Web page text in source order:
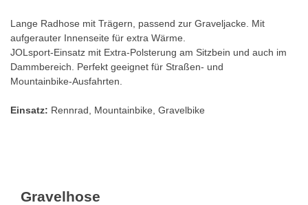
Gravelhose
Bildgalerie
springen
Lange Radhose mit Trägern, passend zur Graveljacke . Mit
aufgerauter Innenseite für extra Wärme.
JOLsport-Einsatz mit Extra-Polsterung am Sitzbein und auch im
Dammbereich. Perfekt geeignet für Straßen- und
Mountainbike-Ausfahrten.
Einsatz: Rennrad, Mountainbike, Gravelbike